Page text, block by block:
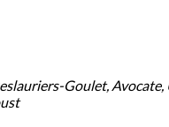
Goulet, Avocate,